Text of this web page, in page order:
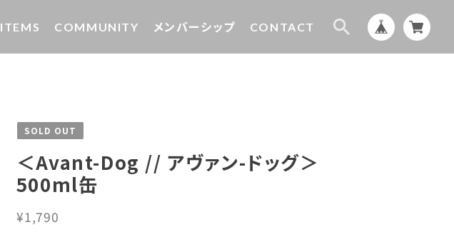
ITEMS COMMUNITY メンバーシップ CONTACT
SOLD OUT
＜Avant-Dog // アヴァン-ドッグ＞
500ml缶
¥1,790